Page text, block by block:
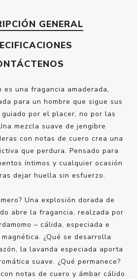
GENERAL
es una fragancia amaderada,
para un hombre que sigue sus
por el placer, no por las
mezcla suave de jengibre
con notas de cuero crea una
que perdura. Pensado para
íntimos y cualquier ocasión
dejar huella sin esfuerzo.
Una explosión dorada de
abre la fragancia, realzada por
– cálida, especiada e
¿Qué se desarrolla
la lavanda especiada aporta
suave. ¿Qué permanece?
notas de cuero y ámbar cálido